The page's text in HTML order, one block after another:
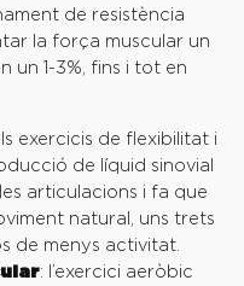
de resistència
la força muscular un
un 1-3%, fins i tot en
exercicis de flexibilitat i
de líquid sinovial
articulacions i fa que
natural, uns trets
de menys activitat.
: l’exercici aeròbic